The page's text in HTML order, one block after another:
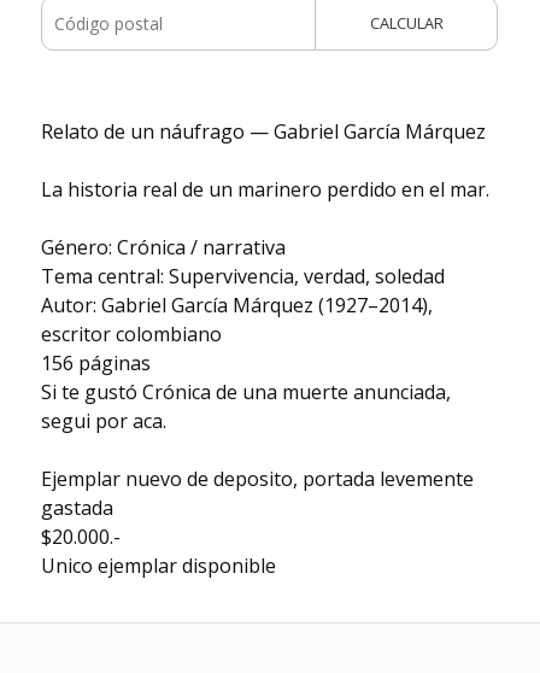
CALCULAR
Relato de un náufrago — Gabriel García Márquez
La historia real de un marinero perdido en el mar.
Género: Crónica / narrativa
Tema central: Supervivencia, verdad, soledad
Autor: Gabriel García Márquez (1927–2014),
escritor colombiano
156 páginas
Si te gustó Crónica de una muerte anunciada,
segui por aca.
Ejemplar nuevo de deposito, portada levemente
gastada
$20.000.-
Unico ejemplar disponible